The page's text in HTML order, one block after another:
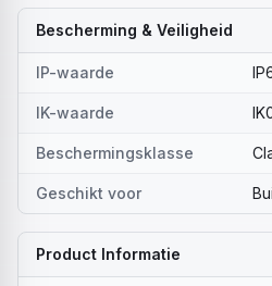
Bescherming & Veiligheid
IP-waarde
IK-waarde
Beschermingsklasse
Geschikt voor
Product Informatie